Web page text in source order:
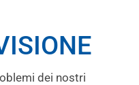
dei nostri